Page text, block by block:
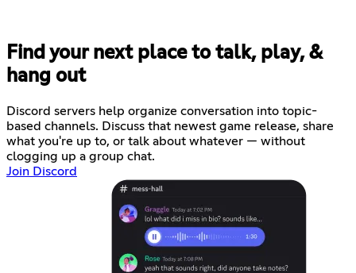
Find your next place to talk, play, &
hang out
Discord servers help organize conversation into topic-
based channels. Discuss that newest game release, share
what you're up to, or talk about whatever — without
clogging up a group chat.
Join Discord